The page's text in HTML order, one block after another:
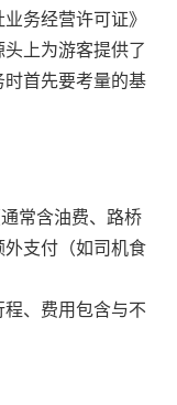
务经营许可证》
上为游客提供了
首先要考量的基
常含油费、路桥
支付（如司机食
、费用包含与不